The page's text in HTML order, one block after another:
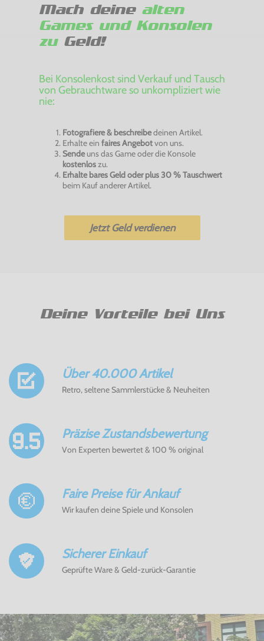
Mach deine alten
Games und Konsolen
zuGeld!
Bei Konsolenkost sind Verkauf und Tausch
von Gebrauchtware so unkompliziert wie
nie:
Fotografiere & beschreibedeinen Artikel.
Erhalte ein faires Angebotvon uns.
Sendeuns das Game oder die Konsole
kostenloszu.
Erhalte bares Geld oder plus 30 % Tauschwert
beim Kauf anderer Artikel.
Jetzt Geld verdienen
Deine Vorteile bei Uns
Über 40.000 Artikel
Retro, seltene Sammlerstücke & Neuheiten
Präzise Zustandsbewertung
Von Experten bewertet & 100 % original
Faire Preise für Ankauf
Wir kaufen deine Spiele und Konsolen
Sicherer Einkauf
Geprüfte Ware & Geld-zurück-Garantie